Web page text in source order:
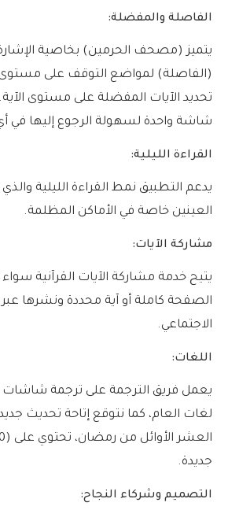
الفاصلة والمفضلة:
يتميز (مصحف الحرمين) بخاصية
(الفاصلة) لمواضع التوقف على
تحديد الآيات المفضلة على مستوى
شاشة واحدة لسهولة الرجوع إليها في
القراءة الليلية:
يدعم التطبيق نمط القراءة الليلية
العينين خاصة في الأماكن المظلمة.
مشاركة الآيات:
يتيح خدمة مشاركة الآيات القرآنية
الصفحة كاملة أو آية محددة ونشرها
الاجتماعي.
اللغات:
يعمل فريق الترجمة على ترجمة شاشات
لغات العام، كما نتوقع إتاحة تحديث
جديدة.
التصميم وشركاء النجاح: